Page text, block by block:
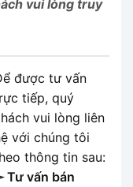
vui lòng truy
được tư vấn
tiếp, quý
vui lòng liên
với chúng tôi
thông tin sau:
Tư vấn bán